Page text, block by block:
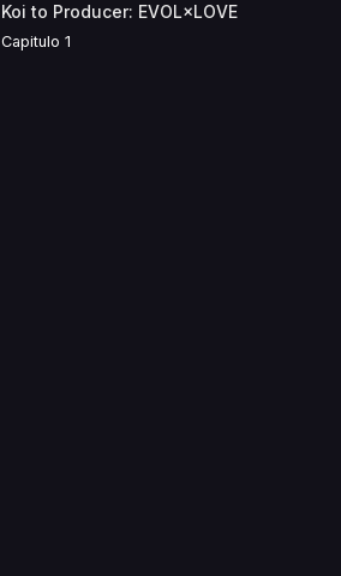
Koi to Producer: EVOL×LOVE
Capitulo 1